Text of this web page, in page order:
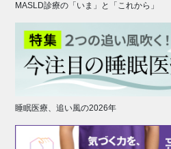
MASLD診療の「いま」と「これから」
睡眠医療、追い風の2026年